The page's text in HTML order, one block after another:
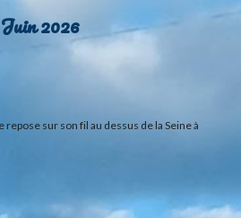
Juin 2026
sur son fil au dessus de la Seine à